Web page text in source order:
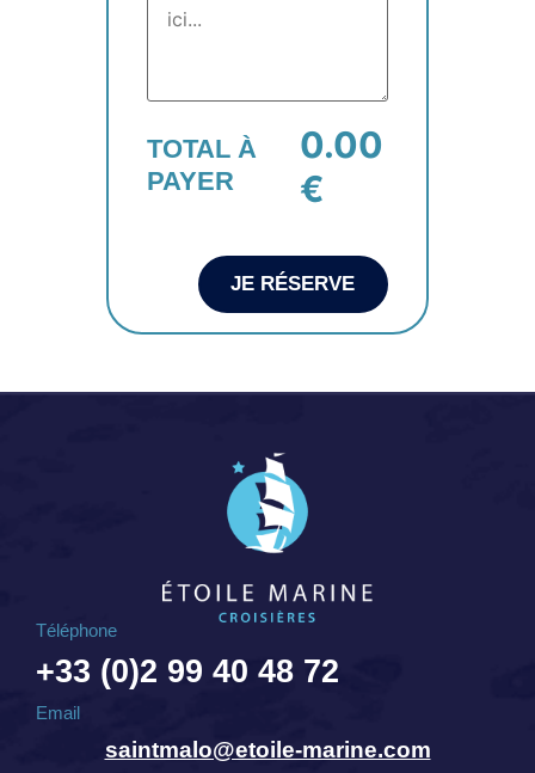
TOTAL À
PAYER
0.00
€
JE RÉSERVE
Téléphone
+33 (0)2 99 40 48 72
Email
saintmalo@etoile-marine.com